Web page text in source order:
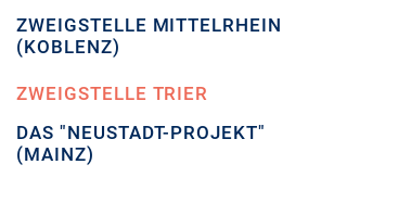
ZWEIGSTELLE MITTELRHEIN
(KOBLENZ)
ZWEIGSTELLE TRIER
DAS "NEUSTADT-PROJEKT"
(MAINZ)